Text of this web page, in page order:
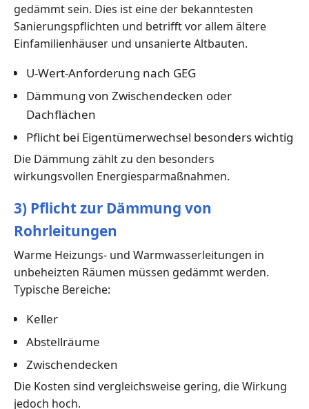
gedämmt sein. Dies ist eine der bekanntesten
Sanierungspflichten und betrifft vor allem ältere
Einfamilienhäuser und unsanierte Altbauten.
U-Wert-Anforderung nach GEG
Dämmung von Zwischendecken oder
Dachflächen
Pflicht bei Eigentümerwechsel besonders wichtig
Die Dämmung zählt zu den besonders
wirkungsvollen Energiesparmaßnahmen.
3) Pflicht zur Dämmung von
Rohrleitungen
Warme Heizungs- und Warmwasserleitungen in
unbeheizten Räumen müssen gedämmt werden.
Typische Bereiche:
Keller
Abstellräume
Zwischendecken
Die Kosten sind vergleichsweise gering, die Wirkung
jedoch hoch.